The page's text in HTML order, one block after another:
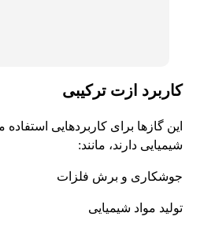
کاربرد ازت ترکیبی
این گازها برای کاربردهایی
شیمیایی دارند، مانند:
جوشکاری و برش فلزات
تولید مواد شیمیایی